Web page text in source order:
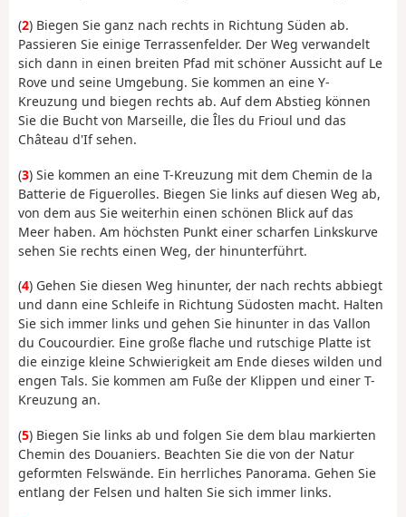
(2) Biegen Sie ganz nach rechts in Richtung Süden ab.
Passieren Sie einige Terrassenfelder. Der Weg verwandelt
sich dann in einen breiten Pfad mit schöner Aussicht auf Le
Rove und seine Umgebung. Sie kommen an eine Y-
Kreuzung und biegen rechts ab. Auf dem Abstieg können
Sie die Bucht von Marseille, die Îles du Frioul und das
Château d'If sehen.
(3) Sie kommen an eine T-Kreuzung mit dem Chemin de la
Batterie de Figuerolles. Biegen Sie links auf diesen Weg ab,
von dem aus Sie weiterhin einen schönen Blick auf das
Meer haben. Am höchsten Punkt einer scharfen Linkskurve
sehen Sie rechts einen Weg, der hinunterführt.
(4) Gehen Sie diesen Weg hinunter, der nach rechts abbiegt
und dann eine Schleife in Richtung Südosten macht. Halten
Sie sich immer links und gehen Sie hinunter in das Vallon
du Coucourdier. Eine große flache und rutschige Platte ist
die einzige kleine Schwierigkeit am Ende dieses wilden und
engen Tals. Sie kommen am Fuße der Klippen und einer T-
Kreuzung an.
(5) Biegen Sie links ab und folgen Sie dem blau markierten
Chemin des Douaniers. Beachten Sie die von der Natur
geformten Felswände. Ein herrliches Panorama. Gehen Sie
entlang der Felsen und halten Sie sich immer links.